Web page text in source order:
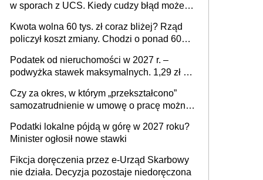
w sporach z UCS. Kiedy cudzy błąd może
Kwota wolna 60 tys. zł coraz bliżej? Rząd
policzył koszt zmiany. Chodzi o ponad 60
Podatek od nieruchomości w 2027 r. –
podwyżka stawek maksymalnych. 1,29 zł za
budynków i lokali związanych z
prowadzeniem działalności gospodarczej
Czy za okres, w którym „przekształcono”
samozatrudnienie w umowę o pracę można
umowy cywilnoprawnej jedynym
racjonalnym wyjściem
Podatki lokalne pójdą w górę w 2027 roku?
Minister ogłosił nowe stawki
Fikcja doręczenia przez e-Urząd Skarbowy
nie działa. Decyzja pozostaje niedoręczona